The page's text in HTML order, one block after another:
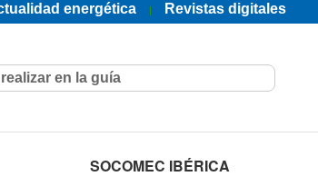
energética | Revistas digitales
SOCOMEC IBÉRICA